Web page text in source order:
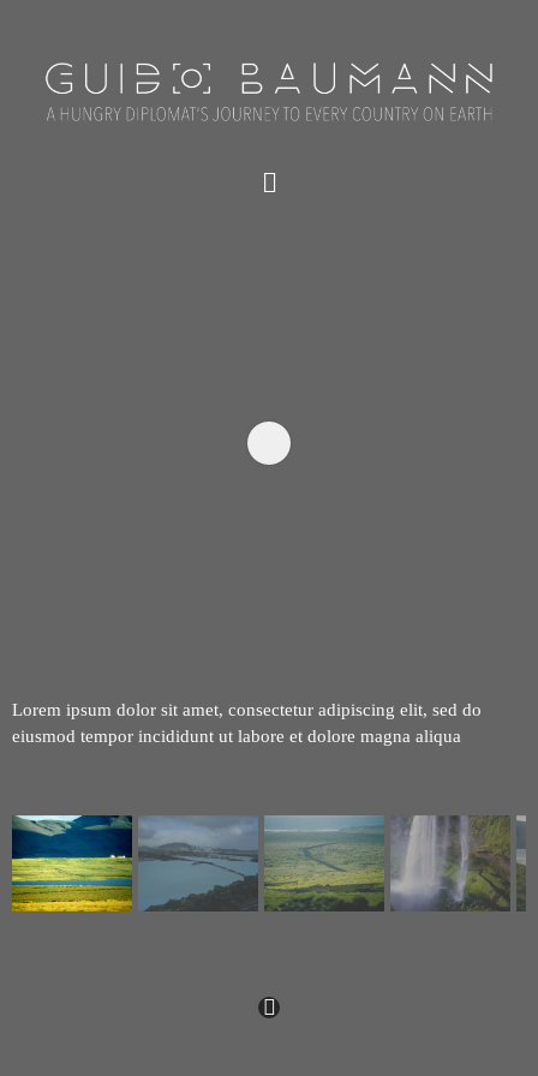
Lorem ipsum dolor sit amet, consectetur adipiscing elit, sed do
eiusmod tempor incididunt ut labore et dolore magna aliqua